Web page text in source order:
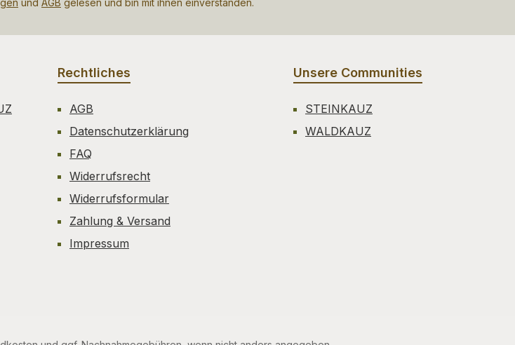
und AGB gelesen und bin mit ihnen einverstanden.
Rechtliches
AGB
Datenschutzerklärung
FAQ
Widerrufsrecht
Widerrufsformular
Zahlung & Versand
Impressum
Unsere Communities
STEINKAUZ
WALDKAUZ